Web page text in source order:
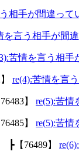
相手が間違って
を言う相手が間
苦情を言う相
re(4):苦情を言
】 re(5):苦情
】 re(5):苦情
┣【76489】